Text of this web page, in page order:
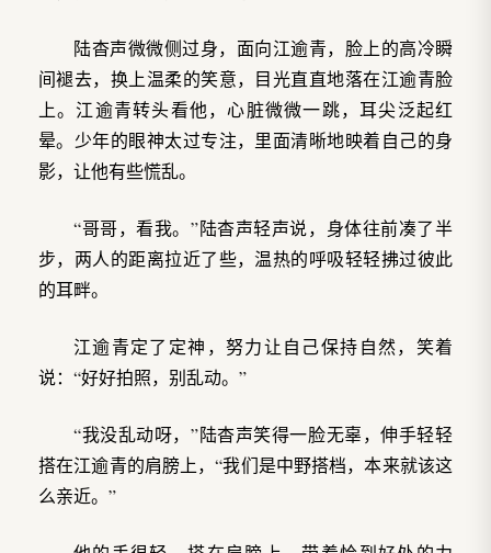
陆杳声微微侧过身，面向江逾青，脸上的高冷瞬
间褪去，换上温柔的笑意，目光直直地落在江逾青脸
上。江逾青转头看他，心脏微微一跳，耳尖泛起红
晕。少年的眼神太过专注，里面清晰地映着自己的身
影，让他有些慌乱。
“哥哥，看我。”陆杳声轻声说，身体往前凑了半
步，两人的距离拉近了些，温热的呼吸轻轻拂过彼此
的耳畔。
江逾青定了定神，努力让自己保持自然，笑着
说：“好好拍照，别乱动。”
“我没乱动呀，”陆杳声笑得一脸无辜，伸手轻轻
搭在江逾青的肩膀上，“我们是中野搭档，本来就该这
么亲近。”